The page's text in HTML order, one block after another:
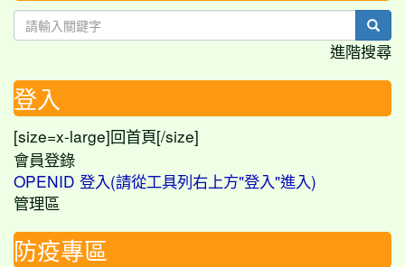
進階搜尋
登入
[size=x-large] 回首頁[/size]
會員登錄
OPENID 登入(請從工具列右上方"登入"進入)
管理區
防疫專區